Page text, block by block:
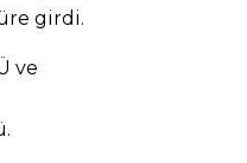
girdi.
ve